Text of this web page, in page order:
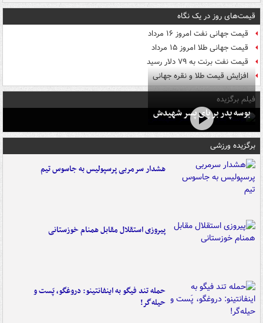
قیمت‌های روز در یک نگاه
قیمت جهانی نفت امروز ۱۶ مرداد
قیمت جهانی طلا امروز ۱۵ مرداد
قیمت نفت برنت به ۷۹ دلار رسید
افزایش قیمت طلا و نقره جهانی
فیلم برگزیده
بوسه‌ پدر بر پای پسر شهیدش
برگزیده ورزشی
هشدار سرمربی پرسپولیس به جاسوس تیم
پیروزی استقلال مقابل همنام خوزستانی
حمله تند فیگو به اینفانتینو: دروغگو، پَست‌ و
حیله‌گر!